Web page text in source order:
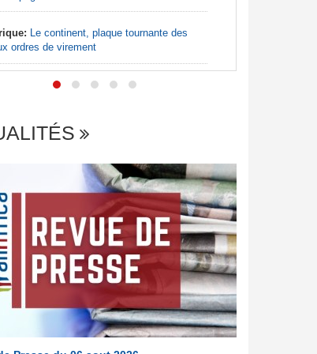
Le continent, plaque tournante des
ordres de virement